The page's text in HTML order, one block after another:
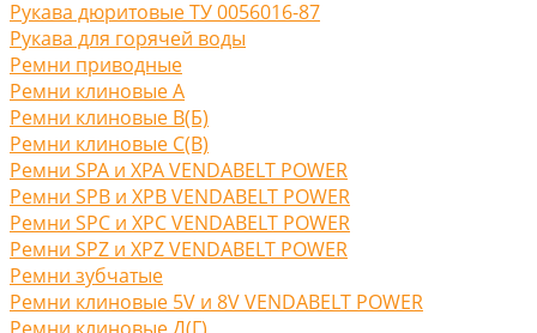
Рукава дюритовые ТУ 0056016-87
Рукава для горячей воды
Ремни приводные
Ремни клиновые A
Ремни клиновые В(Б)
Ремни клиновые С(B)
Ремни SPA и XPA VENDABELT POWER
Ремни SPB и XPB VENDABELT POWER
Ремни SPC и XPC VENDABELT POWER
Ремни SPZ и XPZ VENDABELT POWER
Ремни зубчатые
Ремни клиновые 5V и 8V VENDABELT POWER